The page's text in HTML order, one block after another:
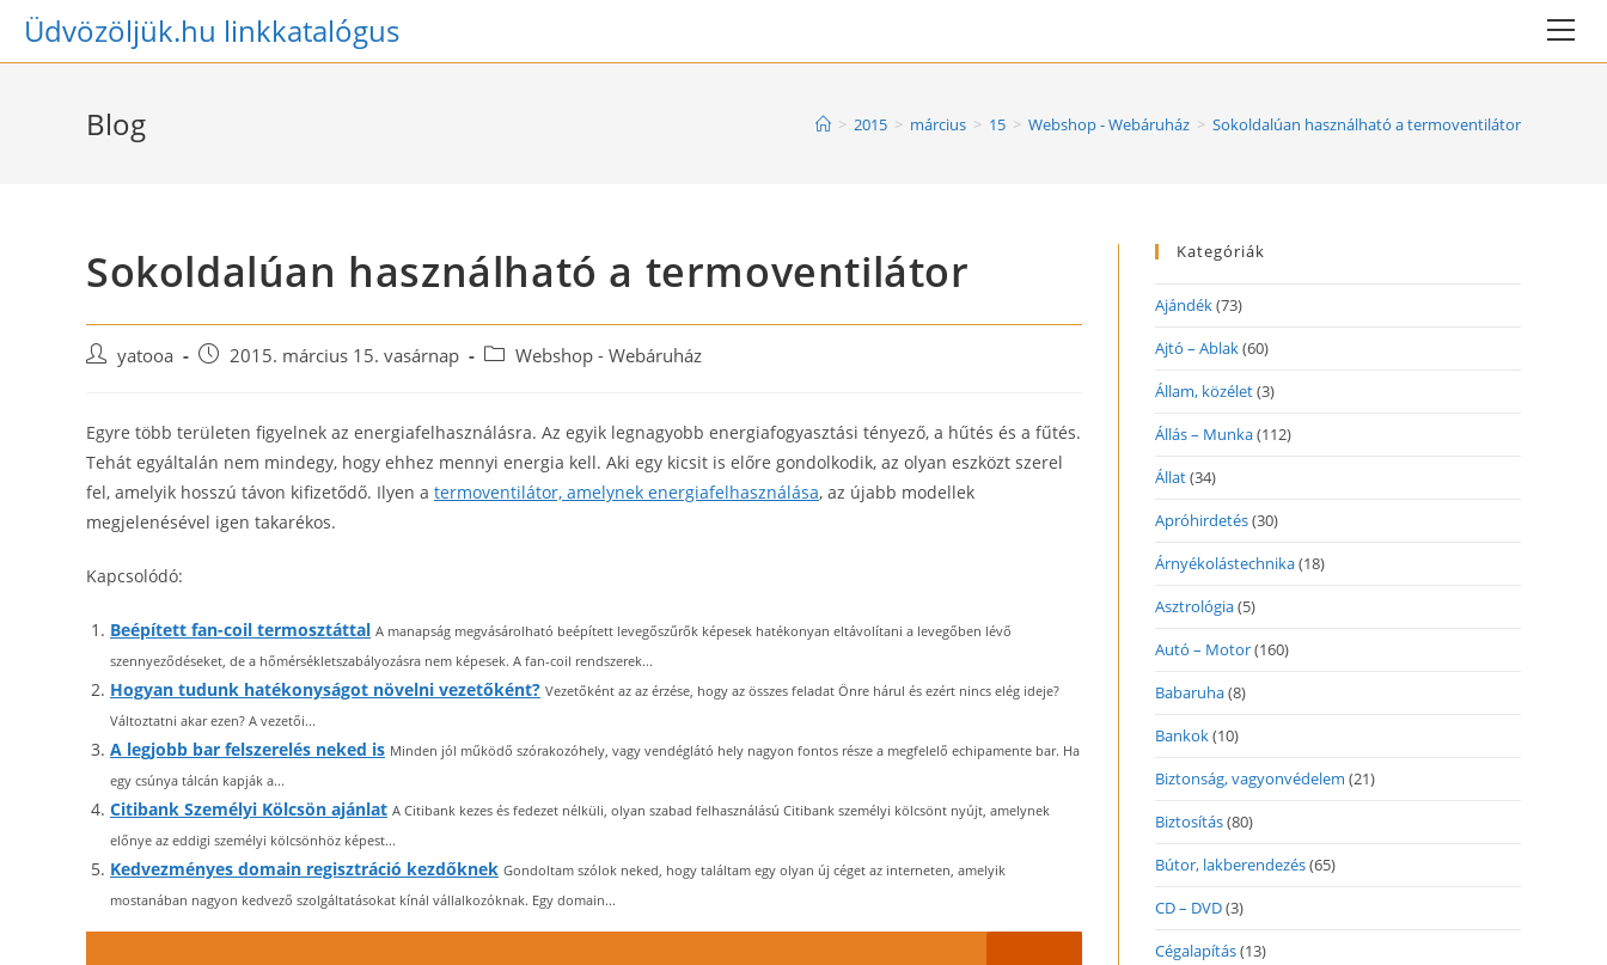
SkipÜdvözöljük.hu linkkatalógus
Blog > 2015 > március > 15 > Webshop - Webáruház > Sokoldalúan használható a termoventilátor
Sokoldalúan használható a termoventilátor
Postyatooa
Post 2015. március 15. vasárnap
PostWebshop - Webáruház
Egyre több területen figyelnek az energiafelhasználásra. Az egyik legnagyobb energiafogyasztási tényező, a hűtés és a fűtés.
Tehát egyáltalán nem mindegy, hogy ehhez mennyi energia kell. Aki egy kicsit is előre gondolkodik, az olyan eszközt szerel
fel, amelyik hosszú távon kifizetődő. Ilyen a termoventilátor, amelynek energiafelhasználása, az újabb modellek
megjelenésével igen takarékos.
Kapcsolódó:
Beépített fan-coil termosztáttal A manapság megvásárolható beépített levegőszűrők képesek hatékonyan eltávolítani a levegőben lévő
szennyeződéseket, de a hőmérsékletszabályozásra nem képesek. A fan-coil rendszerek...
Hogyan tudunk hatékonyságot növelni vezetőként? Vezetőként az az érzése, hogy az összes feladat Önre hárul és ezért nincs elég ideje?
Változtatni akar ezen? A vezetői...
A legjobb bar felszerelés neked is Minden jól működő szórakozóhely, vagy vendéglátó hely nagyon fontos része a megfelelő echipamente bar. Ha
egy csúnya tálcán kapják a...
Citibank Személyi Kölcsön ajánlat A Citibank kezes és fedezet nélküli, olyan szabad felhasználású Citibank személyi kölcsönt nyújt, amelynek
előnye az eddigi személyi kölcsönhöz képest...
Kedvezményes domain regisztráció kezdőknek Gondoltam szólok neked, hogy találtam egy olyan új céget az interneten, amelyik
mostanában nagyon kedvező szolgáltatásokat kínál vállalkozóknak. Egy domain...
Kategóriák
Ajándék(73)
Ajtó – Ablak(60)
Állam, közélet(3)
Állás – Munka(112)
Állat(34)
Apróhirdetés(30)
Árnyékolástechnika(18)
Asztrológia(5)
Autó – Motor(160)
Babaruha(8)
Bankok(10)
Biztonság, vagyonvédelem (21)
Biztosítás(80)
Bútor, lakberendezés(65)
CD – DVD(3)
Cégalapítás(13)